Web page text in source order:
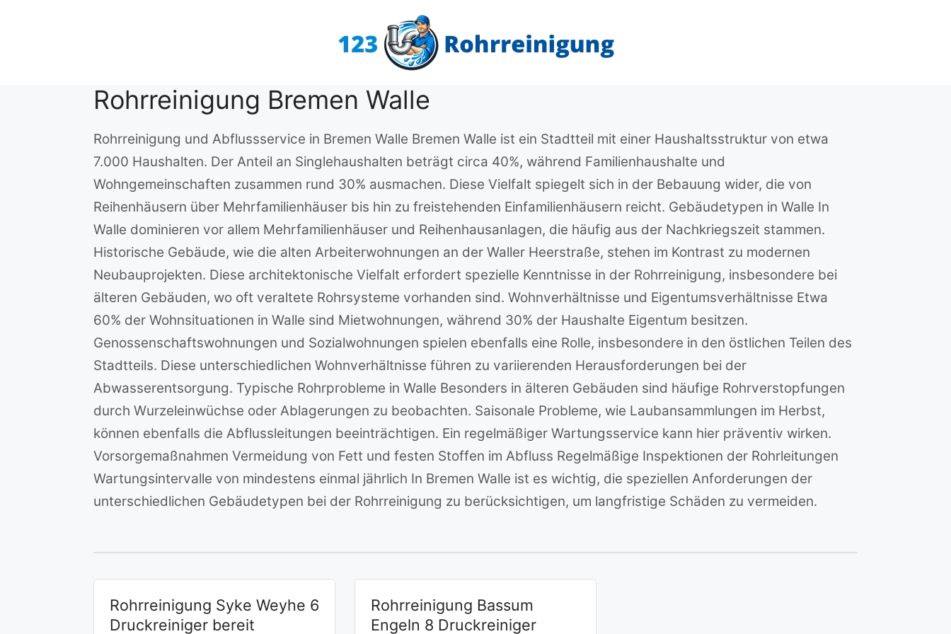
Rohrreinigung Bremen Walle
Rohrreinigung und Abflussservice in Bremen Walle Bremen Walle ist ein Stadtteil mit einer Haushaltsstruktur von etwa
7.000 Haushalten. Der Anteil an Singlehaushalten beträgt circa 40%, während Familienhaushalte und
Wohngemeinschaften zusammen rund 30% ausmachen. Diese Vielfalt spiegelt sich in der Bebauung wider, die von
Reihenhäusern über Mehrfamilienhäuser bis hin zu freistehenden Einfamilienhäusern reicht. Gebäudetypen in Walle In
Walle dominieren vor allem Mehrfamilienhäuser und Reihenhausanlagen, die häufig aus der Nachkriegszeit stammen.
Historische Gebäude, wie die alten Arbeiterwohnungen an der Waller Heerstraße, stehen im Kontrast zu modernen
Neubauprojekten. Diese architektonische Vielfalt erfordert spezielle Kenntnisse in der Rohrreinigung, insbesondere bei
älteren Gebäuden, wo oft veraltete Rohrsysteme vorhanden sind. Wohnverhältnisse und Eigentumsverhältnisse Etwa
60% der Wohnsituationen in Walle sind Mietwohnungen, während 30% der Haushalte Eigentum besitzen.
Genossenschaftswohnungen und Sozialwohnungen spielen ebenfalls eine Rolle, insbesondere in den östlichen Teilen des
Stadtteils. Diese unterschiedlichen Wohnverhältnisse führen zu variierenden Herausforderungen bei der
Abwasserentsorgung. Typische Rohrprobleme in Walle Besonders in älteren Gebäuden sind häufige Rohrverstopfungen
durch Wurzeleinwüchse oder Ablagerungen zu beobachten. Saisonale Probleme, wie Laubansammlungen im Herbst,
können ebenfalls die Abflussleitungen beeinträchtigen. Ein regelmäßiger Wartungsservice kann hier präventiv wirken.
Vorsorgemaßnahmen Vermeidung von Fett und festen Stoffen im Abfluss Regelmäßige Inspektionen der Rohrleitungen
Wartungsintervalle von mindestens einmal jährlich In Bremen Walle ist es wichtig, die speziellen Anforderungen der
unterschiedlichen Gebäudetypen bei der Rohrreinigung zu berücksichtigen, um langfristige Schäden zu vermeiden.
Rohrreinigung Syke Weyhe 6
Druckreiniger bereit
Rohrreinigung Bassum
Engeln 8 Druckreiniger